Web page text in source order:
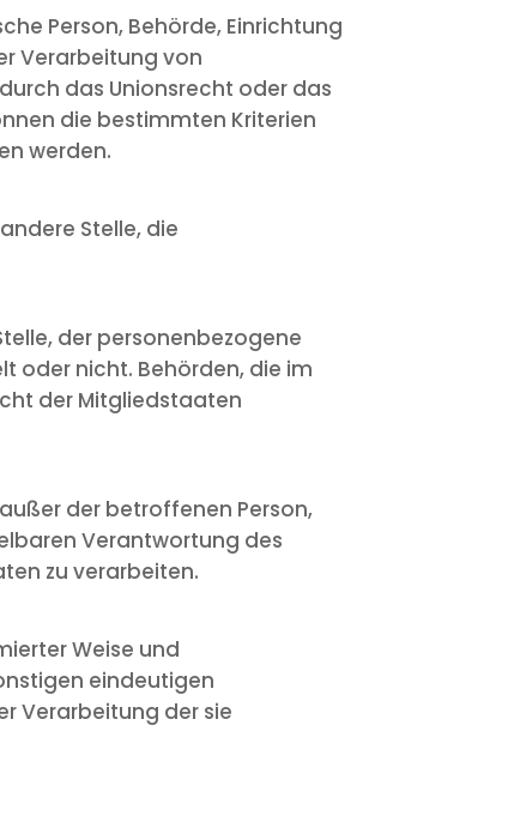
Person, Behörde, Einrichtung
Verarbeitung von
das Unionsrecht oder das
die bestimmten Kriterien
werden.
Stelle, die
der personenbezogene
oder nicht. Behörden, die im
der Mitgliedstaaten
der betroffenen Person,
Verantwortung des
zu verarbeiten.
Weise und
eindeutigen
Verarbeitung der sie